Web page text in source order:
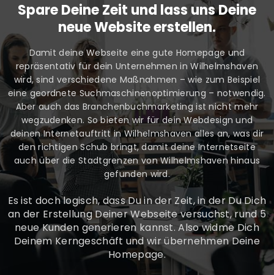
Spare Deine Zeit und lass uns Deine
neue Website erstellen.
Damit deine Webseite eine gute Homepage und
repräsentativ für dein Unternehmen in Wilhelmshaven
wird, sind verschiedene Maßnahmen – wie zum Beispiel
eine geordnete Suchmaschinenoptimierung – notwendig.
Aber auch das Branchenbuchmarketing ist nicht mehr
wegzudenken. So bieten wir für dein Webdesign und
deinen Internetauftritt in Wilhelmshaven alles an, was dir
den richtigen Schub bringt, damit deine Internetseite
auch über die Stadtgrenzen von Wilhelmshaven hinaus
gefunden wird.
Es ist doch logisch, dass Du in der Zeit, in der Du Dich
an der Erstellung Deiner Webseite versuchst, rund 5
neue Kunden generieren kannst. Also widme Dich
Deinem Kerngeschäft und wir übernehmen Deine
Homepage.